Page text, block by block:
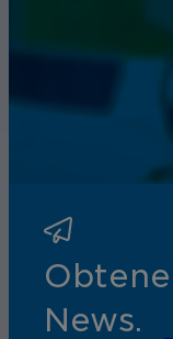
News.